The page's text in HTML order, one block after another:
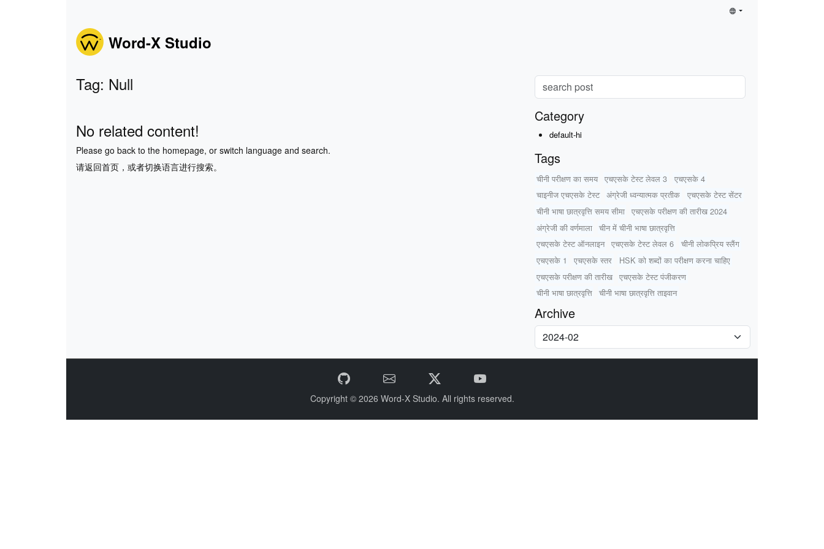
Word-X Studio
Tag: Null
No related content!
Please go back to the homepage, or switch language and search.
请返回首页，或者切换语言进行搜索。
Category
default-hi
Tags
चीनी परीक्षण का समय एचएसके टेस्ट लेवल 3
एचएसके 4
चाइनीज एचएसके टेस्ट
अंग्रेजी ध्वन्यात्मक प्रतीक
एचएसके टेस्ट सेंटर
चीनी भाषा छात्रवृत्ति समय सीमा
एचएसके परीक्षण की तारीख 2024
अंग्रेजी की वर्णमाला
चीन में चीनी भाषा छात्रवृत्ति
एचएसके टेस्ट ऑनलाइन
एचएसके टेस्ट लेवल 6
चीनी लोकप्रिय स्लैंग
एचएसके 1
एचएसके स्तर
HSK को शब्दों का परीक्षण करना चाहिए
एचएसके परीक्षण की तारीख
एचएसके टेस्ट पंजीकरण
चीनी भाषा छात्रवृत्ति
चीनी भाषा छात्रवृत्ति ताइवान
Archive
Copyright © 2026 Word-X Studio. All rights reserved.